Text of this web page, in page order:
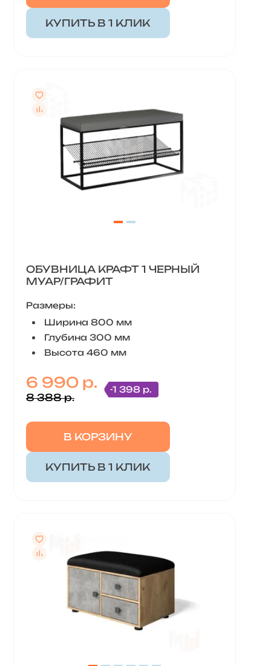
КУПИТЬ В 1 КЛИК
ОБУВНИЦА КРАФТ 1 ЧЕРНЫЙ
МУАР/ГРАФИТ
Размеры:
Ширина 800 мм
Глубина 300 мм
Высота 460 мм
6 990 р.
8 388 р.
-1 398 р.
В КОРЗИНУ
КУПИТЬ В 1 КЛИК